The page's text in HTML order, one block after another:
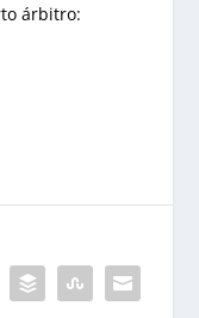
árbitro: